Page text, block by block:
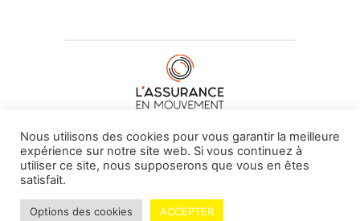
À PROPOS DE NOUS•CONTACT
© L'assurance en mouvement -By Vovoxx Média
Nous utilisons des cookies pour vous garantir la meilleure
expérience sur notre site web. Si vous continuez à
utiliser ce site, nous supposerons que vous en êtes
satisfait.
Options des cookies ACCEPTER